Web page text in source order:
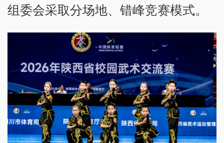
组委会采取分场地、错峰竞赛模式。